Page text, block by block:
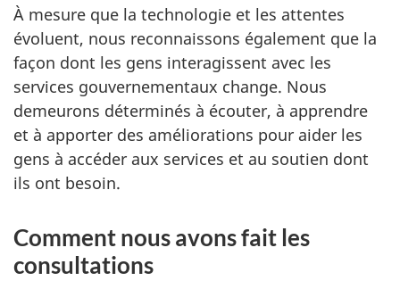
À mesure que la technologie et les attentes
évoluent, nous reconnaissons également que la
façon dont les gens interagissent avec les
services gouvernementaux change. Nous
demeurons déterminés à écouter, à apprendre
et à apporter des améliorations pour aider les
gens à accéder aux services et au soutien dont
ils ont besoin.
Comment nous avons fait les
consultations